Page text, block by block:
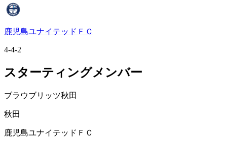
鹿児島ユナイテッドＦＣ
4-4-2
スターティングメンバー
ブラウブリッツ秋田
秋田
鹿児島ユナイテッドＦＣ